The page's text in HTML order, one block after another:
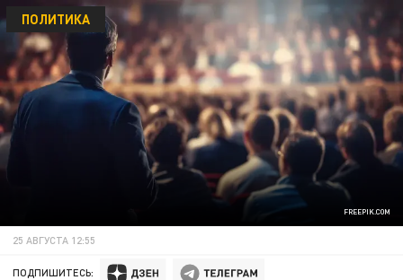
FREEPIK.COM
ПОЛИТИКА
25 АВГУСТА 12:55
ПОДПИШИТЕСЬ: